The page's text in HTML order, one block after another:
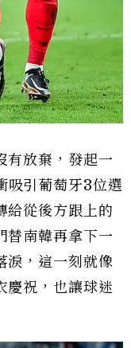
有放棄，發起一
吸引葡萄牙3位選
給從後方跟上的
替南韓再拿下一
淚，這一刻就像
慶祝，也讓球迷